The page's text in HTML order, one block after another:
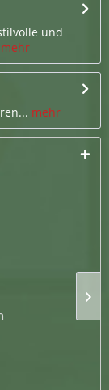
und
mehr
mehr